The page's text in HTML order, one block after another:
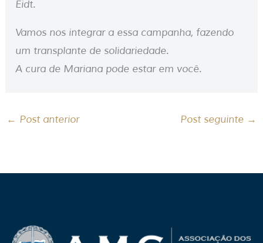
Eidt.
Vamos nos integrar a essa campanha, fazendo
um transplante de solidariedade.
A cura de Mariana pode estar em você.
← Post anterior Post seguinte →